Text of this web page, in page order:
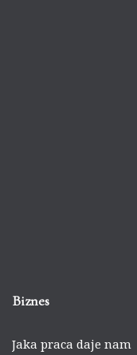
Biznes
Jaka praca daje nam